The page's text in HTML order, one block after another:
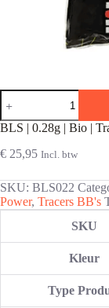
BLS
0.28g
|
Bio
BBS
|
Groen
BLS | 0.28g | Bio |
€ 25,95 Incl. btw
SKU: BLS022
Power, Tracers BB's
SKU
Kleur
Type